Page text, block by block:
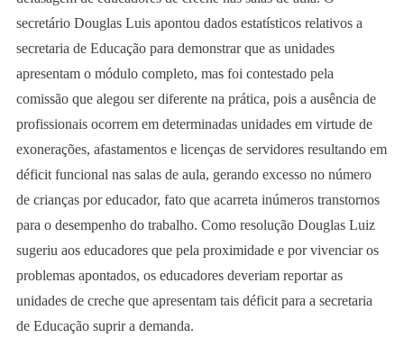
secretário Douglas Luis apontou dados estatísticos relativos a
secretaria de Educação para demonstrar que as unidades
apresentam o módulo completo, mas foi contestado pela
comissão que alegou ser diferente na prática, pois a ausência de
profissionais ocorrem em determinadas unidades em virtude de
exonerações, afastamentos e licenças de servidores resultando em
déficit funcional nas salas de aula, gerando excesso no número
de crianças por educador, fato que acarreta inúmeros transtornos
para o desempenho do trabalho. Como resolução Douglas Luiz
sugeriu aos educadores que pela proximidade e por vivenciar os
problemas apontados, os educadores deveriam reportar as
unidades de creche que apresentam tais déficit para a secretaria
de Educação suprir a demanda.